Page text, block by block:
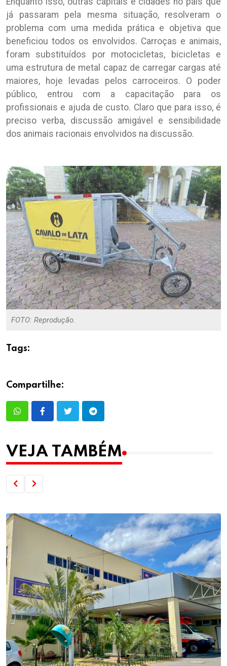
já passaram pela mesma situação, resolveram o
problema com uma medida prática e objetiva que
beneficiou todos os envolvidos. Carroças e animais,
foram substituídos por motocicletas, bicicletas e
uma estrutura de metal capaz de carregar cargas até
maiores, hoje levadas pelos carroceiros. O poder
público, entrou com a capacitação para os
profissionais e ajuda de custo. Claro que para isso, é
preciso verba, discussão amigável e sensibilidade
dos animais racionais envolvidos na discussão.
FOTO: Reprodução.
Tags:
Compartilhe:
VEJA TAMBÉM